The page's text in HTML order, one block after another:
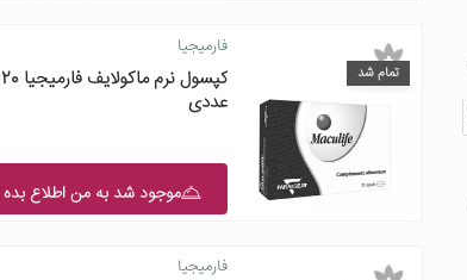
تمام شد
فارمیجیا
کپسول نرم ماکولایف فارمیجیا 20
عددی
موجود شد به من اطلاع بده
فارمیجیا